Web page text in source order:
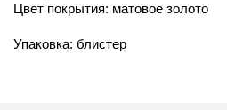
Цвет покрытия: матовое золото
Упаковка: блистер